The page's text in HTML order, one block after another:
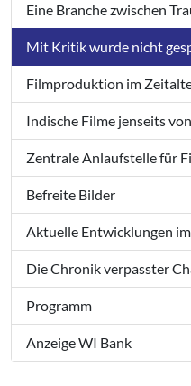
Eine Branche zwischen
Mit Kritik wurde nicht
Filmproduktion im
Indische Filme jenseits
Zentrale Anlaufstelle für
Befreite Bilder
Aktuelle Entwicklungen
Die Chronik verpasster
Programm
Anzeige WI Bank